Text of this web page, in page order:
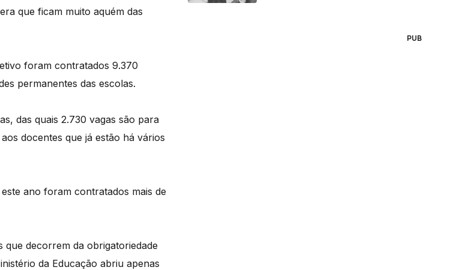
que ficam muito aquém das
foram contratados 9.370
permanentes das escolas.
das quais 2.730 vagas são para
docentes que já estão há vários
ano foram contratados mais de
que decorrem da obrigatoriedade
da Educação abriu apenas
PUB